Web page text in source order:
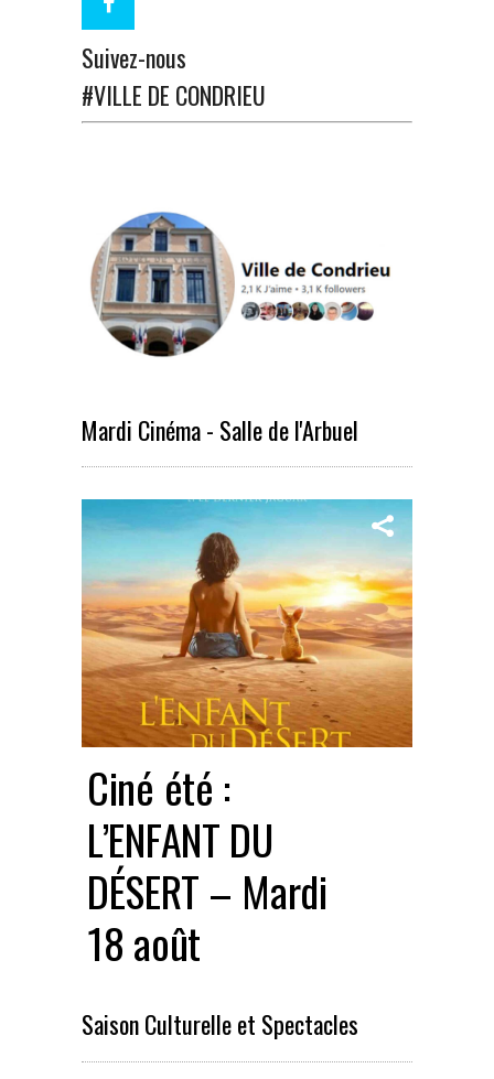
Suivez-nous
#VILLE DE CONDRIEU
Mardi Cinéma - Salle de l'Arbuel
Ciné été :
L’ENFANT DU
DÉSERT – Mardi
18 août
Saison Culturelle et Spectacles